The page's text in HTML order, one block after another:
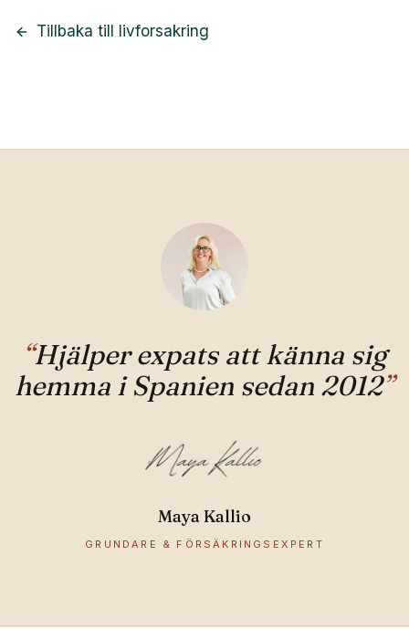
Tillbaka till livforsakring
“Hjälper expats att känna sig
hemma i Spanien sedan 2012”
Maya Kallio
GRUNDARE & FÖRSÄKRINGSEXPERT